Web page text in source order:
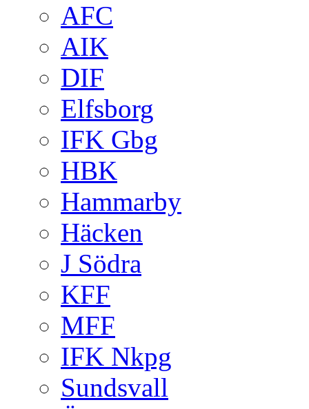
AFC
AIK
DIF
Elfsborg
IFK Gbg
HBK
Hammarby
Häcken
J Södra
KFF
MFF
IFK Nkpg
Sundsvall